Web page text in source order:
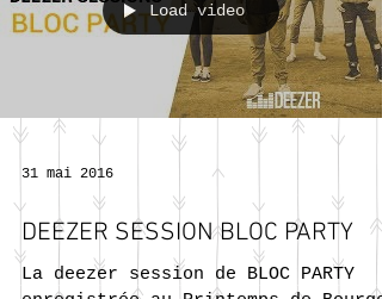
Load video
31 mai 2016
DEEZER SESSION BLOC PARTY
La deezer session de BLOC PARTY